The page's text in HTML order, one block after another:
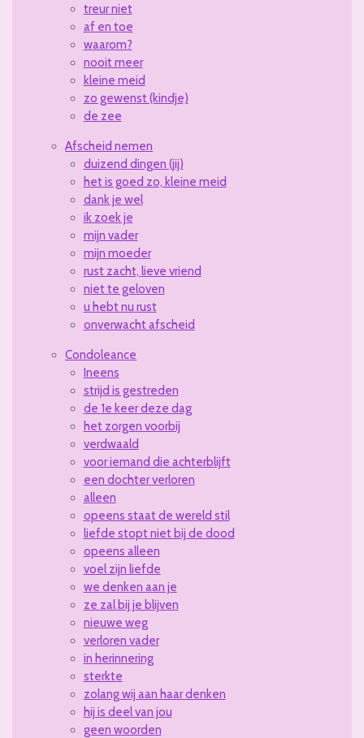
treur niet
af en toe
waarom?
nooit meer
kleine meid
zo gewenst (kindje)
de zee
Afscheid nemen
duizend dingen (jij)
het is goed zo, kleine meid
dank je wel
ik zoek je
mijn vader
mijn moeder
rust zacht, lieve vriend
niet te geloven
u hebt nu rust
onverwacht afscheid
Condoleance
Ineens
strijd is gestreden
de 1e keer deze dag
het zorgen voorbij
verdwaald
voor iemand die achterblijft
een dochter verloren
alleen
opeens staat de wereld stil
liefde stopt niet bij de dood
opeens alleen
voel zijn liefde
we denken aan je
ze zal bij je blijven
nieuwe weg
verloren vader
in herinnering
sterkte
zolang wij aan haar denken
hij is deel van jou
geen woorden